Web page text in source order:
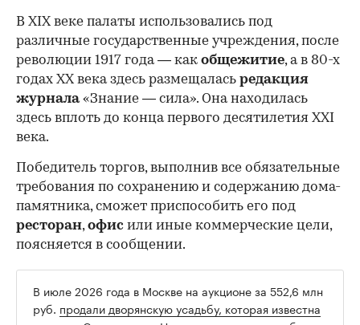
В XIX веке палаты использовались под
различные государственные учреждения, после
революции 1917 года — как общежитие, а в 80-х
годах XX века здесь размещалась редакция
журнала«Знание — сила». Она находилась
здесь вплоть до конца первого десятилетия XXI
века.
Победитель торгов, выполнив все обязательные
требования по сохранению и содержанию дома-
памятника, сможет приспособить его под
ресторан,офис или иные коммерческие цели,
поясняется в сообщении.
В июле 2026 года в Москве на аукционе за 552,6 млн
руб. продали дворянскую усадьбу, которая известна